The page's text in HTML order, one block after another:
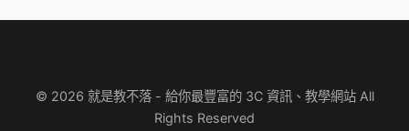
© 2026 就是教不落 - 給你最豐富的 3C 資訊、教學網站 All
Rights Reserved